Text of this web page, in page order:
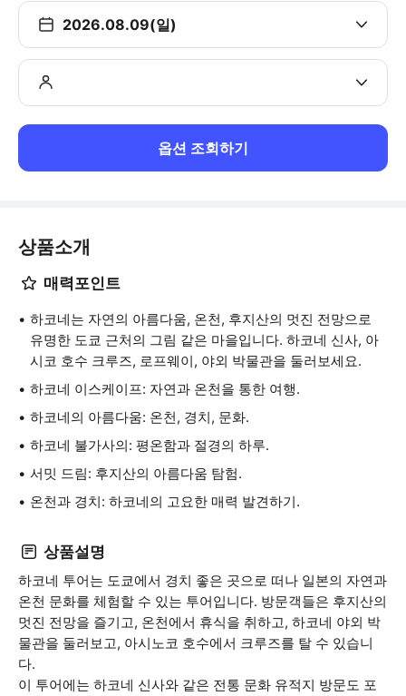
2026.08.09(일)
옵션 조회하기
상품소개
매력포인트
하코네는 자연의 아름다움, 온천, 후지산의 멋진 전망으로
유명한 도쿄 근처의 그림 같은 마을입니다. 하코네 신사, 아
시코 호수 크루즈, 로프웨이, 야외 박물관을 둘러보세요.
하코네 이스케이프: 자연과 온천을 통한 여행.
하코네의 아름다움: 온천, 경치, 문화.
하코네 불가사의: 평온함과 절경의 하루.
서밋 드림: 후지산의 아름다움 탐험.
온천과 경치: 하코네의 고요한 매력 발견하기.
상품설명
하코네 투어는 도쿄에서 경치 좋은 곳으로 떠나 일본의 자연과
온천 문화를 체험할 수 있는 투어입니다. 방문객들은 후지산의
멋진 전망을 즐기고, 온천에서 휴식을 취하고, 하코네 야외 박
물관을 둘러보고, 아시노코 호수에서 크루즈를 탈 수 있습니
다.
이 투어에는 하코네 신사와 같은 전통 문화 유적지 방문도 포